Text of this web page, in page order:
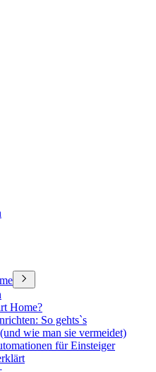
Home?
So gehts`s
wie man sie vermeidet)
für Einsteiger